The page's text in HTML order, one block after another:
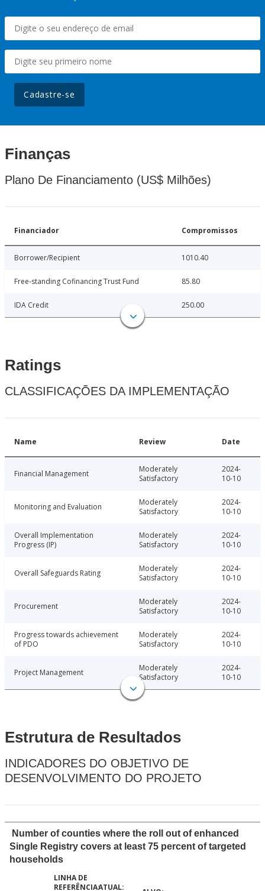
Cadastre-se
Finanças
Plano De Financiamento (US$ Milhões)
Financiador Compromissos
Borrower/Recipient 1010.40
Free-standing Cofinancing Trust Fund 85.80
IDA Credit 250.00
Ratings
CLASSIFICAÇÕES DA IMPLEMENTAÇÃO
Name Review Date
Financial Management
Moderately
Satisfactory
2024-
10-10
Monitoring and Evaluation
Moderately
Satisfactory
2024-
10-10
Overall Implementation
Progress (IP)
Moderately
Satisfactory
2024-
10-10
Overall Safeguards Rating
Moderately
Satisfactory
2024-
10-10
Procurement
Moderately
Satisfactory
2024-
10-10
Progress towards achievement
of PDO
Moderately
Satisfactory
2024-
10-10
Project Management
Moderately
Satisfactory
2024-
10-10
Estrutura de Resultados
INDICADORES DO OBJETIVO DE
DESENVOLVIMENTO DO PROJETO
Number of counties where the roll out of enhanced
Single Registry covers at least 75 percent of targeted
households